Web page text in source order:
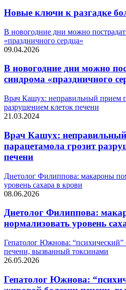
Новые ключи к разгадке
В новогодние дни можно
«праздничного сердца»
09.04.2026
В новогодние дни можно
синдрома «праздничного
Врач Кашух: неправильный прием
разрушением клеток печени
21.03.2024
Врач Кашух:
парацетамола грозит
печени
Диетолог Филиппова: макароны
уровень сахара в крови
08.06.2026
Диетолог Филиппова:
нормализовать уровень
Гепатолог Южнова:
печени, вызванный токсинами
26.05.2026
Гепатолог Южнова: